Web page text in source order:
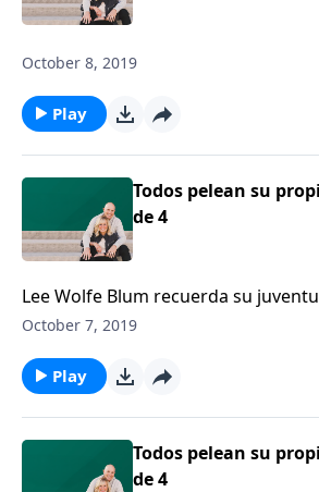
October 8, 2019
Play
Todos pelean su
de 4
Lee Wolfe Blum recuerda su
mensaje dañino: “No eres
sus luchas.
October 7, 2019
Play
Todos pelean su
de 4